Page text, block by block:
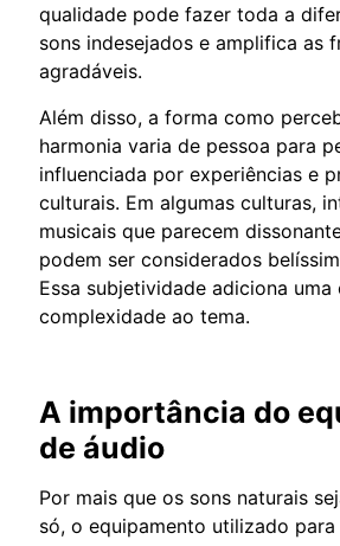
qualidade pode fazer toda a
sons indesejados e amplifica as
agradáveis.
Além disso, a forma como
harmonia varia de pessoa para
influenciada por experiências e
culturais. Em algumas culturas,
musicais que parecem
podem ser considerados
Essa subjetividade adiciona
complexidade ao tema.
A importância do
de áudio
Por mais que os sons naturais
só, o equipamento utilizado